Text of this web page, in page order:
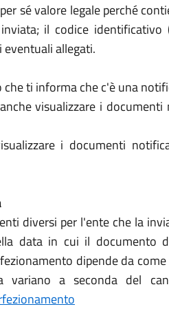
sé valore legale perché
il codice
allegati.
ti informa che c'è una
visualizzare i
i documenti
diversi per l'ente che la
data in cui il documento
dipende da
variano a seconda del